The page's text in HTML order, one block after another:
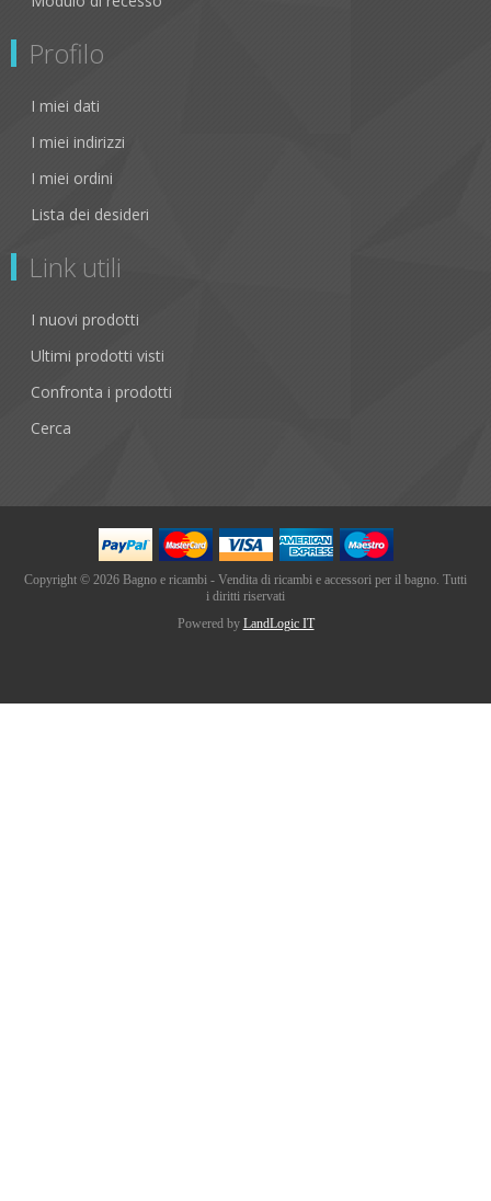
Profilo
I miei dati
I miei indirizzi
I miei ordini
Lista dei desideri
Link utili
I nuovi prodotti
Ultimi prodotti visti
Confronta i prodotti
Cerca
Copyright © 2026 Bagno e ricambi - Vendita di ricambi e accessori per il bagno. Tutti
i diritti riservati
Powered by LandLogic IT